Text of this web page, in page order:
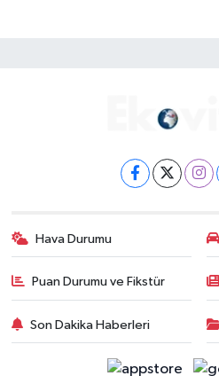
Hava Durumu
Puan Durumu ve Fikstür
Son Dakika Haberleri